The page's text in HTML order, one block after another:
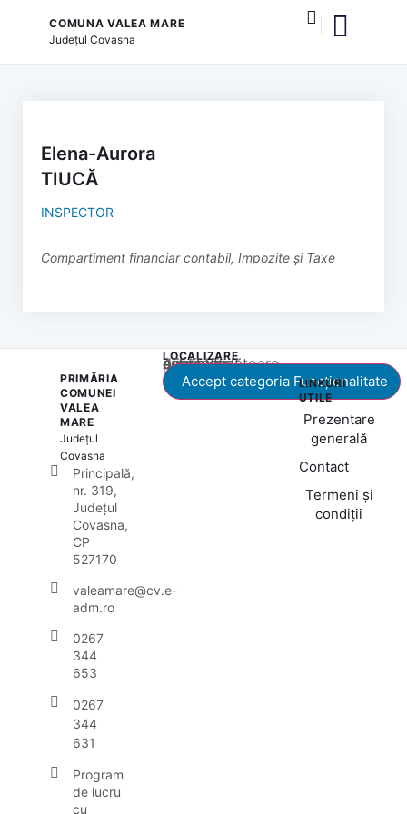
COMUNA VALEA MARE
JudețulCovasna
Elena-Aurora
TIUCĂ
INSPECTOR
Compartiment financiar contabil, Impozite și Taxe
PRIMĂRIA
COMUNEI
VALEA
MARE
Județul
Covasna
Principală,
nr. 319,
Județul
Covasna,
CP
527170
valeamare@cv.e-
adm.ro
0267
344
653
0267
344
631
Program
de lucru
cu
LOCALIZARE
Acest conținut este blocat până când acceptați categoria corespunzătoare de cookie-uri.
Accept categoria Funcționalitate
LINKURI
UTILE
Prezentare
generală
Contact
Termeni și
condiții